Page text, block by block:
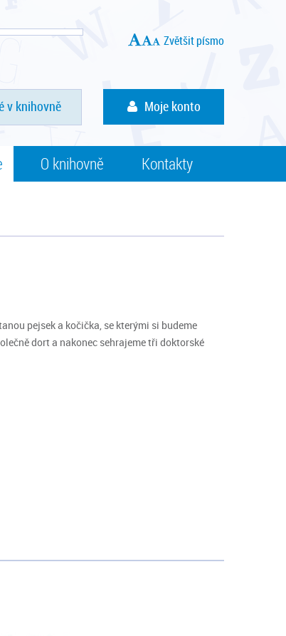
Zvětšit písmo
v knihovně Moje konto
O knihovně Kontakty
pejsek a kočička, se kterými si budeme
dort a nakonec sehrajeme tři doktorské